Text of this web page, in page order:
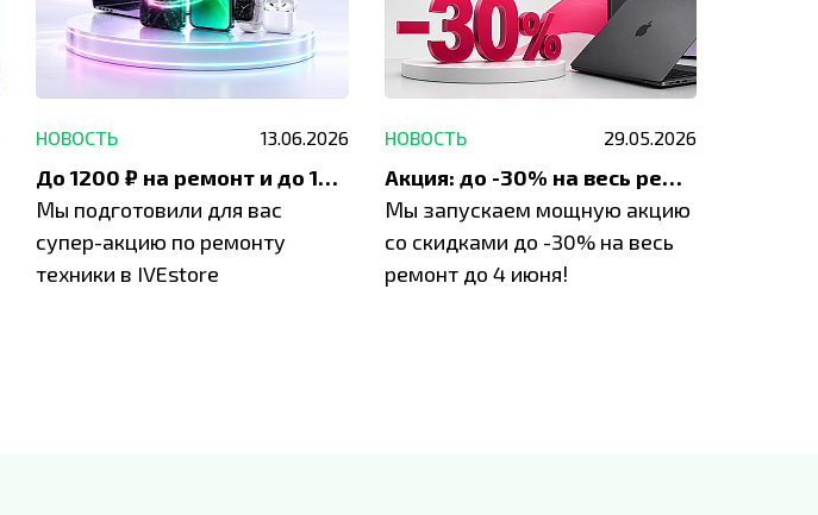
НОВОСТЬ 13.06.2026
До 1200 ₽ на ремонт и до 1500 ₽ на покупку техники Apple
Мы подготовили для вас
супер-акцию по ремонту
техники в IVEstore
НОВОСТЬ 29.05.2026
Акция: до -30% на весь ремонт техники Apple
Мы запускаем мощную акцию
со скидками до -30% на весь
ремонт до 4 июня!